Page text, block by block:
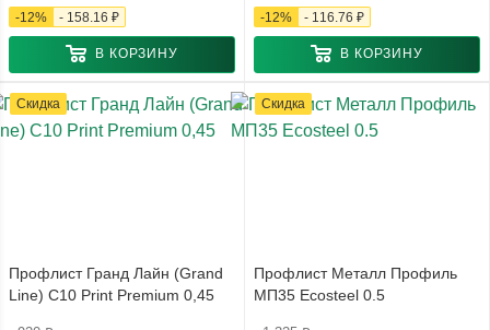
-12% - 158.16 ₽
В КОРЗИНУ
-12% - 116.76 ₽
В КОРЗИНУ
Скидка
Профлист Гранд Лайн (Grand
Line) С10 Print Premium 0,45
Скидка
Профлист Металл Профиль
МП35 Ecosteel 0.5